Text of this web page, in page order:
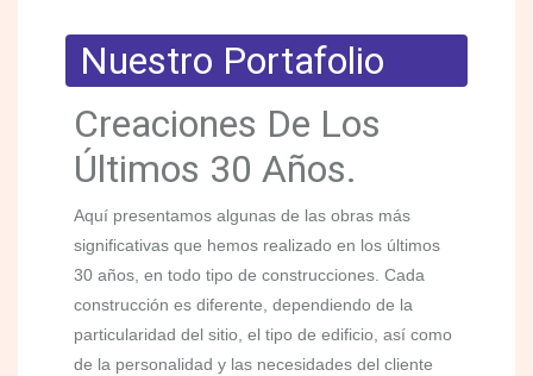
Nuestro Portafolio
Creaciones De Los
Últimos 30 Años.
Aquí presentamos algunas de las obras más
significativas que hemos realizado en los últimos
30 años, en todo tipo de construcciones. Cada
construcción es diferente, dependiendo de la
particularidad del sitio, el tipo de edificio, así como
de la personalidad y las necesidades del cliente